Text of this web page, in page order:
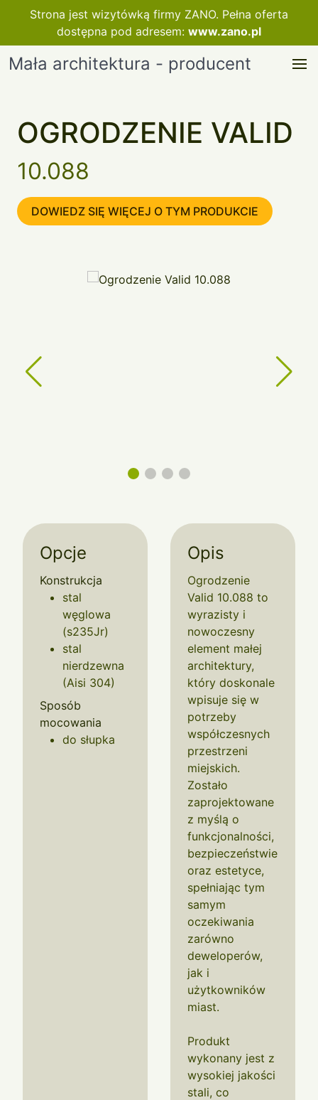
Strona jest wizytówką firmy ZANO. Pełna oferta
dostępna pod adresem: www.zano.pl
Mała architektura - producent
OGRODZENIE VALID
10.088
DOWIEDZ SIĘ WIĘCEJ O TYM PRODUKCIE
Opcje
Konstrukcja
stal
węglowa
(s235Jr)
stal
nierdzewna
(Aisi 304)
Sposób
mocowania
do słupka
Opis
Ogrodzenie
Valid 10.088 to
wyrazisty i
nowoczesny
element małej
architektury,
który doskonale
wpisuje się w
potrzeby
współczesnych
przestrzeni
miejskich.
Zostało
zaprojektowane
z myślą o
funkcjonalności,
bezpieczeństwie
oraz estetyce,
spełniając tym
samym
oczekiwania
zarówno
deweloperów,
jak i
użytkowników
miast.
Produkt
wykonany jest z
wysokiej jakości
stali, co